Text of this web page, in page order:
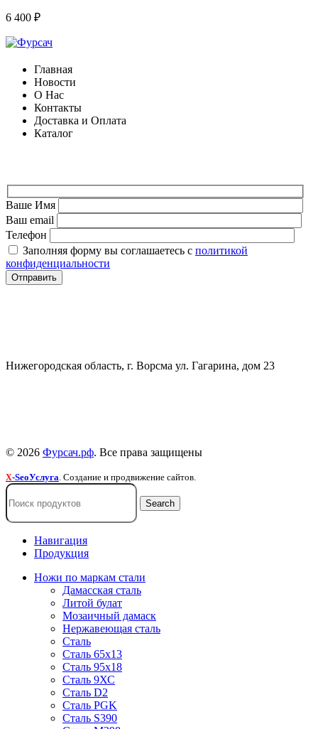
6 400 ₽
Главная
Новости
О Нас
Контакты
Доставка и Оплата
Каталог
Ваше Имя
Ваш email
Телефон
Заполняя форму вы соглашаетесь с политикой
конфиденциальности
Нижегородская область, г. Ворсма ул. Гагарина, дом 23
© 2026 Фурсач.рф. Все права защищены
X-SeoУслуга. Создание и продвижение сайтов.
Search
Навигация
Продукция
Ножи по маркам стали
Дамасская сталь
Литой булат
Мозаичный дамаск
Нержавеющая сталь
Сталь
Сталь 65х13
Сталь 95х18
Сталь 9ХС
Сталь D2
Сталь PGK
Сталь S390